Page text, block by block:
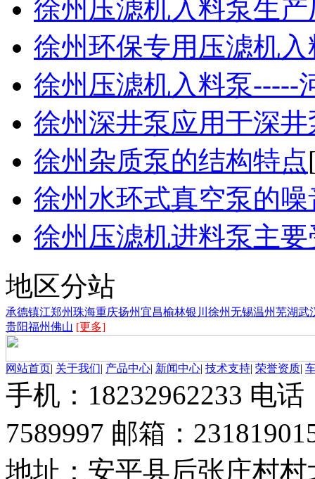
徐州压滤机入料泵生产
徐州环保专用压滤机入
徐州压滤机入料泵-----
徐州深井泵应用于深井
徐州杂质泵的结构特点
徐州水环式真空泵的噪
徐州压滤机进料泵主要
地区分站
承德镇江郑州珠海重庆扬州宜昌榆林银川 徐州无锡温州芜湖武
贵阳福州佛山 [更多]
网站首页| 关于我们| 产品中心| 新闻中心| 技术支持| 荣誉资质|
手机：18232962233 电
7589997 邮箱：
地址：安平县后张庄村